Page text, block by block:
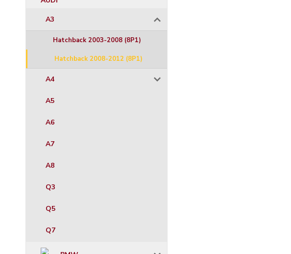
A3
Hatchback 2003-2008 (8P1)
Hatchback 2008-2012 (8P1)
A4
A5
A6
A7
A8
Q3
Q5
Q7